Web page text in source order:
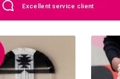
Excellent service client